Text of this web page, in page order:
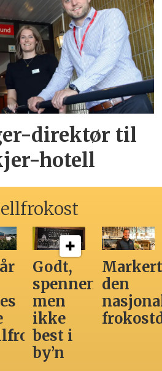
direktør til
hotell
Godt,
spennende,
men
ikke
best i
by’n
den